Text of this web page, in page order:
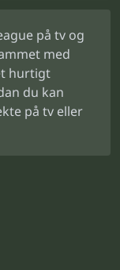
på tv og
med
hurtigt
du kan
på tv eller